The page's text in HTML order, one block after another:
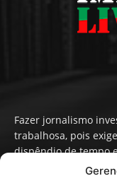
Fazer jornalismo
trabalhosa, pois
dispêndio de tempo
influenciam na